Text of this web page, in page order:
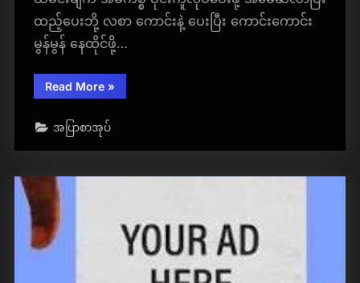
ထည့်ပေးဘို့ လစာ ကောင်းနဲ့ ပေးပြီး ကောင်းကောင်း
မွန်မွန် နေထိုင်ဖို့…
Read More“အရသာ
ရှိ
ဦး
ရယ်
စာပေ)”
»
အပြာစာအုပ်